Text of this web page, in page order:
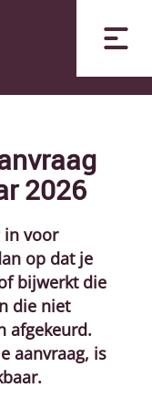
2026
in voor
op dat je
bijwerkt die
die niet
afgekeurd.
aanvraag, is